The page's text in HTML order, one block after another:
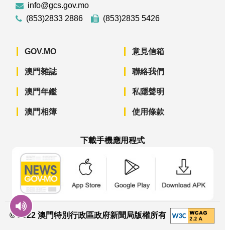
info@gcs.gov.mo
(853)2833 2886
(853)2835 5426
GOV.MO
澳門雜誌
澳門年鑑
澳門相簿
意見信箱
聯絡我們
私隱聲明
使用條款
下載手機應用程式
© 2022 澳門特別行政區政府新聞局版權所有